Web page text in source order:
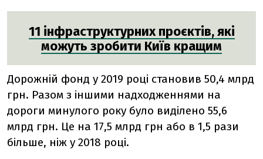
11 інфраструктурних проєктів, які
можуть зробити Київ кращим
Дорожній фонд у 2019 році становив 50,4 млрд
грн. Разом з іншими надходженнями на
дороги минулого року було виділено 55,6
млрд грн. Це на 17,5 млрд грн або в 1,5 рази
більше, ніж у 2018 році.